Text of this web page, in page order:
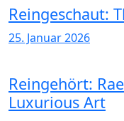
Reingeschaut:
25. Januar 2026
Reingehört:
Luxurious Art